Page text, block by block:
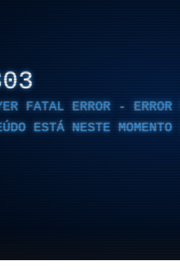
FATAL ERROR - ERROR
ESTÁ NESTE